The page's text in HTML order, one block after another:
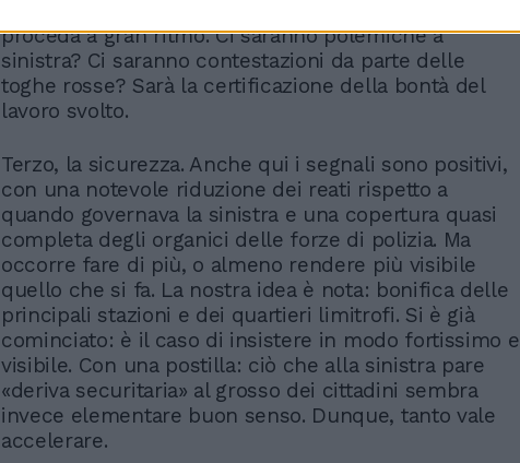
proceda a gran ritmo. Ci saranno polemiche a
sinistra? Ci saranno contestazioni da parte delle
toghe rosse? Sarà la certificazione della bontà del
lavoro svolto.
Terzo, la sicurezza. Anche qui i segnali sono positivi,
con una notevole riduzione dei reati rispetto a
quando governava la sinistra e una copertura quasi
completa degli organici delle forze di polizia. Ma
occorre fare di più, o almeno rendere più visibile
quello che si fa. La nostra idea è nota: bonifica delle
principali stazioni e dei quartieri limitrofi. Si è già
cominciato: è il caso di insistere in modo fortissimo e
visibile. Con una postilla: ciò che alla sinistra pare
«deriva securitaria» al grosso dei cittadini sembra
invece elementare buon senso. Dunque, tanto vale
accelerare.